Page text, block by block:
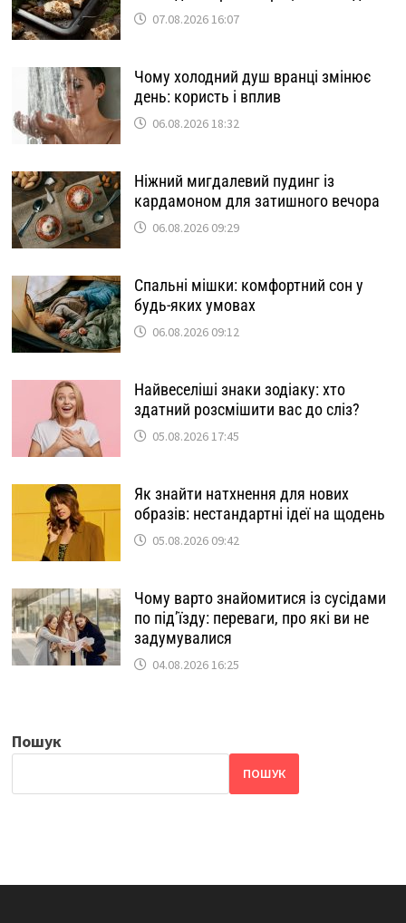
07.08.2026 16:07
Чому холодний душ вранці змінює
день: користь і вплив
06.08.2026 18:32
Ніжний мигдалевий пудинг із
кардамоном для затишного вечора
06.08.2026 09:29
Спальні мішки: комфортний сон у
будь-яких умовах
06.08.2026 09:12
Найвеселіші знаки зодіаку: хто
здатний розсмішити вас до сліз?
05.08.2026 17:45
Як знайти натхнення для нових
образів: нестандартні ідеї на щодень
05.08.2026 09:42
Чому варто знайомитися із сусідами
по під’їзду: переваги, про які ви не
задумувалися
04.08.2026 16:25
Пошук
ПОШУК